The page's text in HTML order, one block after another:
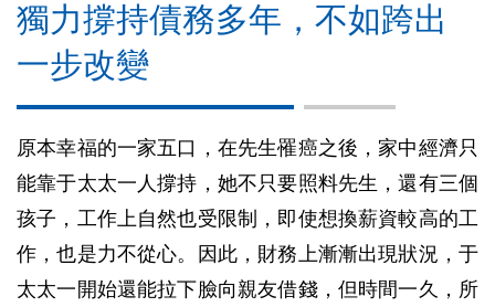
獨力撐持債務多年，不如跨出
一步改變
原本幸福的一家五口，在先生罹癌之後，家中經濟只
能靠于太太一人撐持，她不只要照料先生，還有三個
孩子，工作上自然也受限制，即使想換薪資較高的工
作，也是力不從心。因此，財務上漸漸出現狀況，于
太太一開始還能拉下臉向親友借錢，但時間一久，所